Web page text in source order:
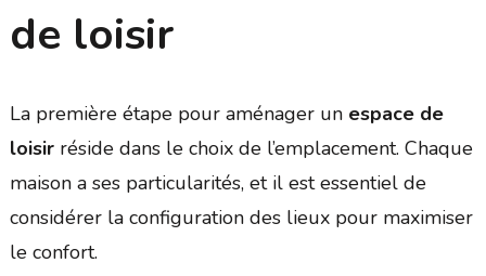
de loisir
La première étape pour aménager un espace de
loisirréside dans le choix de l’emplacement. Chaque
maison a ses particularités, et il est essentiel de
considérer la configuration des lieux pour maximiser
le confort.